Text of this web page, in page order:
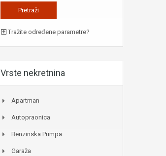
Tražite određene parametre?
Vrste nekretnina
Apartman
Autopraonica
Benzinska Pumpa
Garaža